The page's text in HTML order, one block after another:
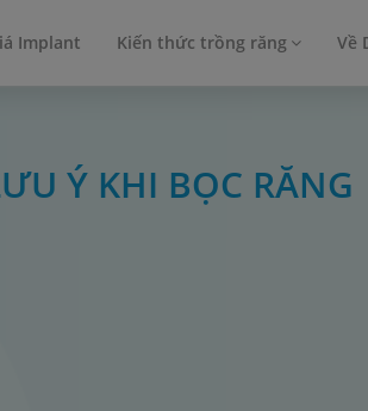
Implant Kiến thức trồng răng Về
Ý KHI BỌC RĂNG